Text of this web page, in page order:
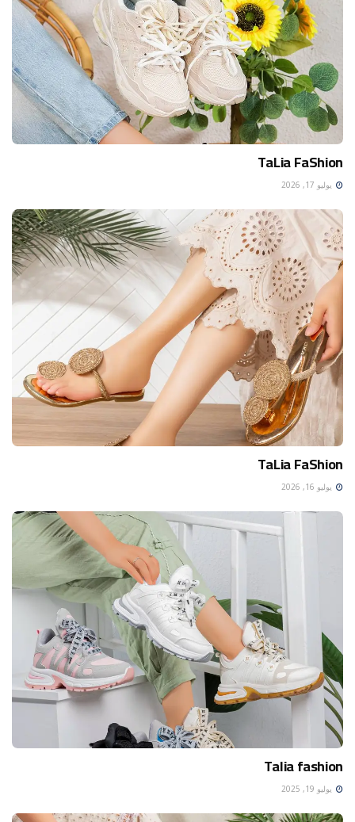
TaLia FaShion
يوليو 17, 2026
TaLia FaShion
يوليو 16, 2026
Talia fashion
يوليو 19, 2025